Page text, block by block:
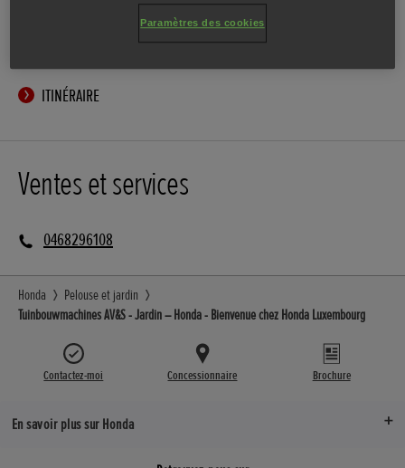
ITINÉRAIRE
Ventes et services
0468296108
Honda
Pelouse et jardin
Tuinbouwmachines AV&S - Jardin – Honda - Bienvenue chez Honda Luxembourg
Contactez-moi Concessionnaire Brochure
En savoir plus sur Honda
Paramètres des cookies